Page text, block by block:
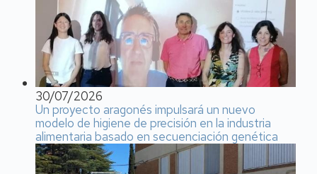
30/07/2026
Un proyecto aragonés impulsará un nuevo
modelo de higiene de precisión en la industria
alimentaria basado en secuenciación genética